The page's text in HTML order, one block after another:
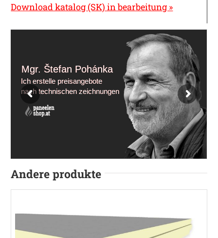
Download katalog (SK) in bearbeitung »
Mgr. Štefan Pohánka
Ich erstelle preisangebote
nach technischen zeichnungen
Andere produkte